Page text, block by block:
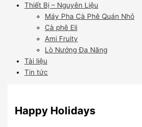
Thiết Bị – Nguyên Liệu
Máy Pha Cà Phê Quán Nhỏ
Cà phê Eli
Ami Fruity
Lò Nướng Đa Năng
Tài liệu
Tin tức
Happy Holidays